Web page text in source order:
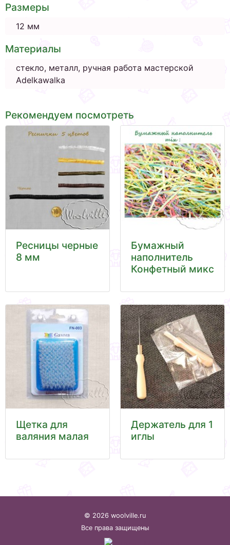
Размеры
12 мм
Материалы
стекло, металл, ручная работа мастерской
Adelkawalka
Рекомендуем посмотреть
Ресницы черные
8 мм
Бумажный
наполнитель
Конфетный микс
Щетка для
валяния малая
Держатель для 1
иглы
© 2026 woolville.ru
Все права защищены